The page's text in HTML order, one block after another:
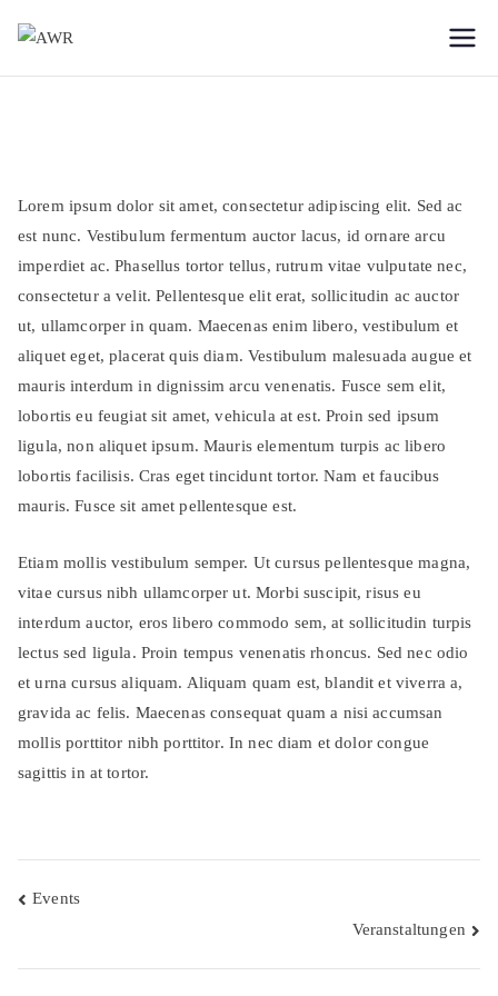
Inhalt
springen
AWR
Forschungsgesellschaft
Lorem ipsum dolor sit amet, consectetur adipiscing elit. Sed ac
est nunc. Vestibulum fermentum auctor lacus, id ornare arcu
imperdiet ac. Phasellus tortor tellus, rutrum vitae vulputate nec,
consectetur a velit. Pellentesque elit erat, sollicitudin ac auctor
ut, ullamcorper in quam. Maecenas enim libero, vestibulum et
aliquet eget, placerat quis diam. Vestibulum malesuada augue et
mauris interdum in dignissim arcu venenatis. Fusce sem elit,
lobortis eu feugiat sit amet, vehicula at est. Proin sed ipsum
ligula, non aliquet ipsum. Mauris elementum turpis ac libero
lobortis facilisis. Cras eget tincidunt tortor. Nam et faucibus
mauris. Fusce sit amet pellentesque est.
Etiam mollis vestibulum semper. Ut cursus pellentesque magna,
vitae cursus nibh ullamcorper ut. Morbi suscipit, risus eu
interdum auctor, eros libero commodo sem, at sollicitudin turpis
lectus sed ligula. Proin tempus venenatis rhoncus. Sed nec odio
et urna cursus aliquam. Aliquam quam est, blandit et viverra a,
gravida ac felis. Maecenas consequat quam a nisi accumsan
mollis porttitor nibh porttitor. In nec diam et dolor congue
sagittis in at tortor.
Beitragsnavigation
Events
Veranstaltungen